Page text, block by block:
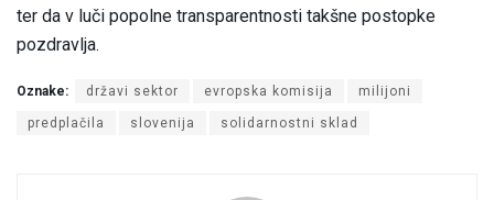
ter da v luči popolne transparentnosti takšne postopke
pozdravlja.
Oznake: državi sektor evropska komisija milijoni
predplačila slovenija solidarnostni sklad